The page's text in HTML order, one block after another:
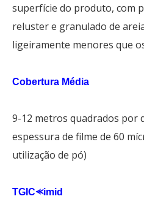
superfície do produto, com
reluster e granulado de
ligeiramente menores que
Cobertura Média
9-12 metros quadrados por
espessura de filme de 60
utilização de pó)
TGIC⪻imid